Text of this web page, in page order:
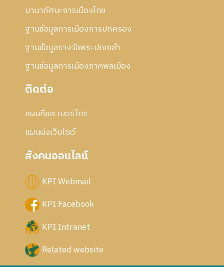
นานาทัศนะการเมืองไทย
ฐานข้อมูลการเมืองการปกครอง
ฐานข้อมูลรางวัลพระปกเกล้า
ฐานข้อมูลการเมืองภาคพลเมือง
ติดต่อ
แผนที่และเบอร์โทร
แผนผังเว็บไซด์
สังคมออนไลน์
KPI Webmail
KPI Facebook
KPI Intranet
Related website